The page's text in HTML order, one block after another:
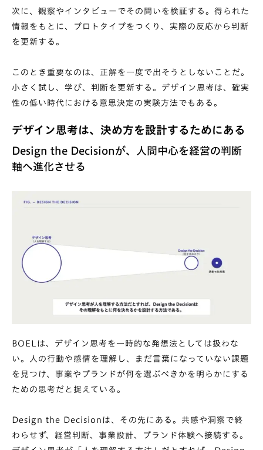
次に、観察やインタビューでその問いを検証する。得られた
情報をもとに、プロトタイプをつくり、実際の反応から判断
を更新する。
このとき重要なのは、正解を一度で出そうとしないことだ。
小さく試し、学び、判断を更新する。デザイン思考は、確実
性の低い時代における意思決定の実験方法でもある。
デザイン思考は、決め方を設計するためにある
Design the Decisionが、人間中心を経営の判断
軸へ進化させる
BOELは、デザイン思考を一時的な発想法としては扱わな
い。人の行動や感情を理解し、まだ言葉になっていない課題
を見つけ、事業やブランドが何を選ぶべきかを明らかにする
ための思考だと捉えている。
Design the Decisionは、その先にある。共感や洞察で終
わらせず、経営判断、事業設計、ブランド体験へ接続する。